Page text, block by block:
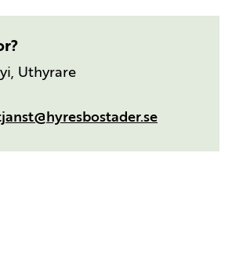
Uthyrare